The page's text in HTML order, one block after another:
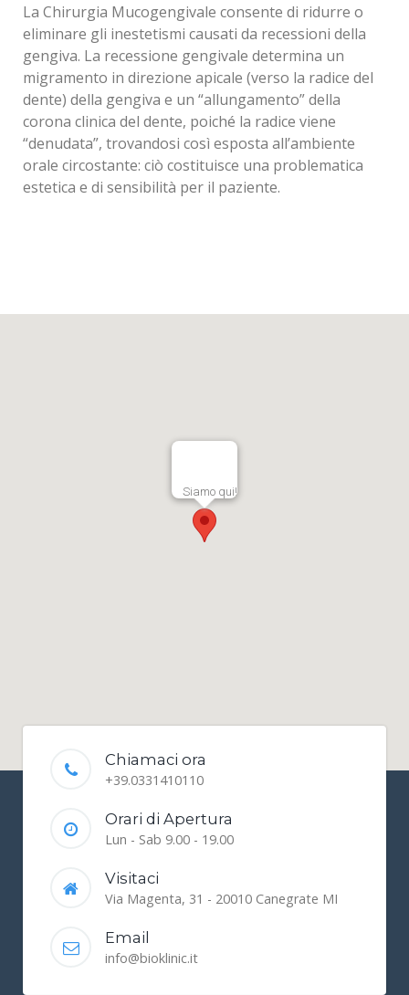
La Chirurgia Mucogengivale consente di ridurre o
eliminare gli inestetismi causati da recessioni della
gengiva. La recessione gengivale determina un
migramento in direzione apicale (verso la radice del
dente) della gengiva e un “allungamento” della
corona clinica del dente, poiché la radice viene
“denudata”, trovandosi così esposta all’ambiente
orale circostante: ciò costituisce una problematica
estetica e di sensibilità per il paziente.
Siamo qui!
Chiamaci ora
+39.0331410110
Orari di Apertura
Lun - Sab 9.00 - 19.00
Visitaci
Via Magenta, 31 - 20010 Canegrate MI
Email
info@bioklinic.it